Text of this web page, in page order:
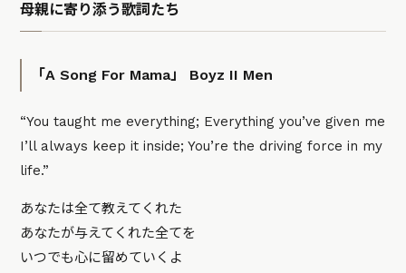
母親に寄り添う歌詞たち
「A Song For Mama」 Boyz II Men
“You taught me everything; Everything you’ve given me
I’ll always keep it inside; You’re the driving force in my
life.”
あなたは全て教えてくれた
あなたが与えてくれた全てを
いつでも心に留めていくよ